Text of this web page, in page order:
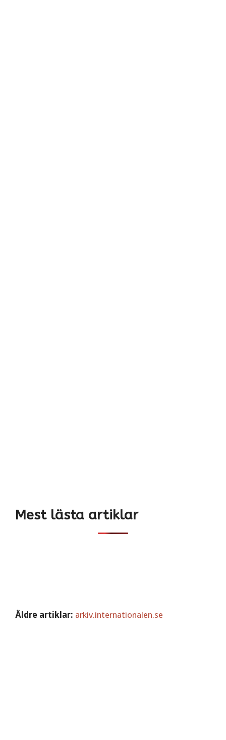
Mest lästa artiklar
Äldre artiklar: arkiv.internationalen.se